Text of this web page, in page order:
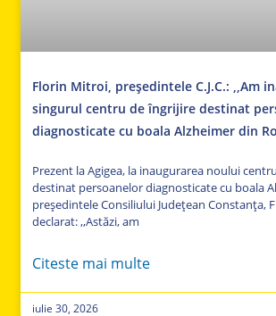
Florin Mitroi, președintele C.J.C.: ,,Am
singurul centru de îngrijire destinat
diagnosticate cu boala Alzheimer din
Prezent la Agigea, la inaugurarea noului
destinat persoanelor diagnosticate cu boala
președintele Consiliului Județean Constanța,
declarat: ,,Astăzi, am
Citeste mai multe
iulie 30, 2026